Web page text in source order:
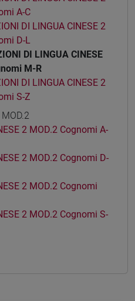
A-C
DI LINGUA CINESE 2
D-L
DI LINGUA CINESE
M-R
DI LINGUA CINESE 2
S-Z
2 MOD.2 Cognomi A-
2 MOD.2 Cognomi D-
2 MOD.2 Cognomi
2 MOD.2 Cognomi S-